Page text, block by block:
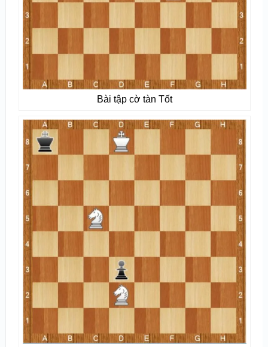
Bài tập cờ tàn Tốt